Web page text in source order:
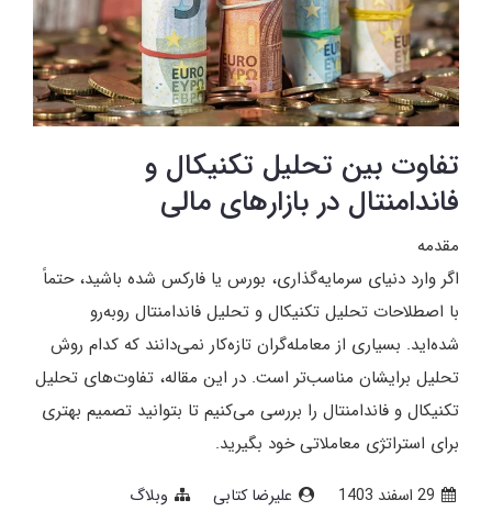
تفاوت بین تحلیل تکنیکال و
فاندامنتال در بازارهای مالی
مقدمه
اگر وارد دنیای سرمایه‌گذاری، بورس یا فارکس شده باشید، حتماً
با اصطلاحات تحلیل تکنیکال و تحلیل فاندامنتال روبه‌رو
شده‌اید. بسیاری از معامله‌گران تازه‌کار نمی‌دانند که کدام روش
تحلیل برایشان مناسب‌تر است. در این مقاله، تفاوت‌های تحلیل
تکنیکال و فاندامنتال را بررسی می‌کنیم تا بتوانید تصمیم بهتری
برای استراتژی معاملاتی خود بگیرید.
29 اسفند 1403 علیرضا کتابی وبلاگ